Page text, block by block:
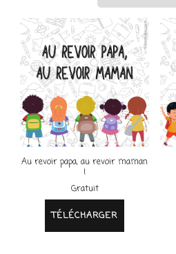
Au revoir papa, au revoir maman
!
Gratuit
TÉLÉCHARGER